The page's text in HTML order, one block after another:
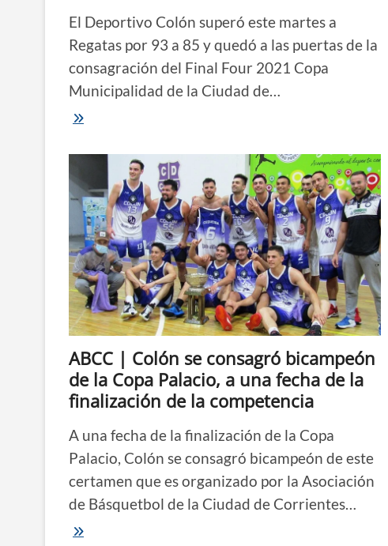
El Deportivo Colón superó este martes a
Regatas por 93 a 85 y quedó a las puertas de la
consagración del Final Four 2021 Copa
Municipalidad de la Ciudad de…
ABCC
con
la
primera
ante
Regatas
por
la
copa
que
define
mejor
de
la
ciudad
ABCC | Colón se consagró bicampeón
de la Copa Palacio, a una fecha de la
finalización de la competencia
A una fecha de la finalización de la Copa
Palacio, Colón se consagró bicampeón de este
certamen que es organizado por la Asociación
de Básquetbol de la Ciudad de Corrientes…
ABCC